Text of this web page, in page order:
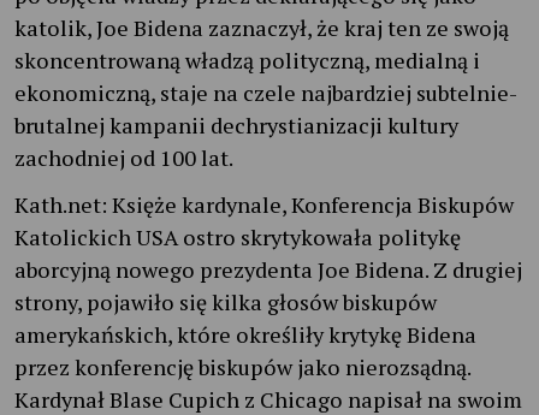
katolik, Joe Bidena zaznaczył, że kraj ten ze swoją
skoncentrowaną władzą polityczną, medialną i
ekonomiczną, staje na czele najbardziej subtelnie-
brutalnej kampanii dechrystianizacji kultury
zachodniej od 100 lat.
Kath.net: Księże kardynale, Konferencja Biskupów
Katolickich USA ostro skrytykowała politykę
aborcyjną nowego prezydenta Joe Bidena. Z drugiej
strony, pojawiło się kilka głosów biskupów
amerykańskich, które określiły krytykę Bidena
przez konferencję biskupów jako nierozsądną.
Kardynał Blase Cupich z Chicago napisał na swoim